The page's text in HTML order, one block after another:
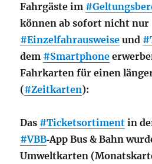
Fahrgäste im
können ab sofort nicht nur
#Einzelfahrausweise und
dem #Smartphone
Fahrkarten für einen
(#Zeitkarten):
Das #Ticketsortiment in
#VBB‑App Bus & Bahn
Umweltkarten